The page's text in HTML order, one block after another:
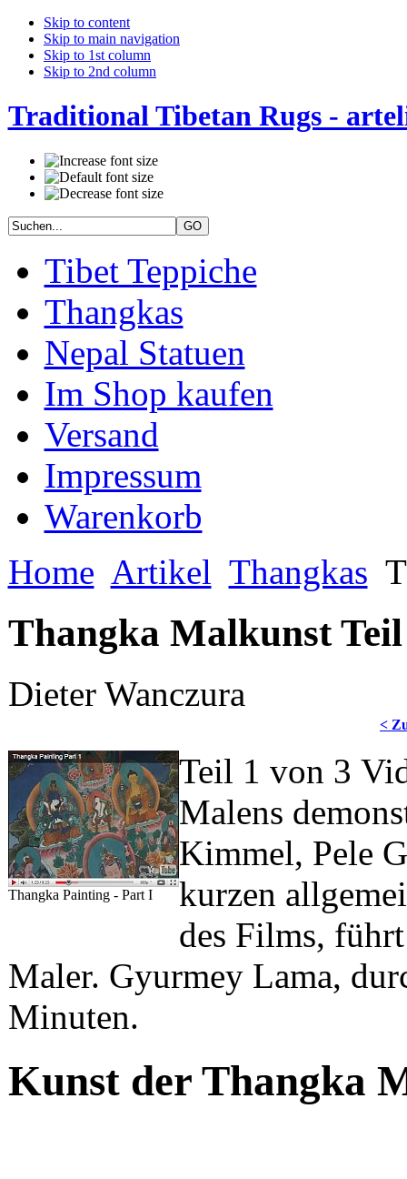
Skip to content
Skip to main navigation
Skip to 1st column
Skip to 2nd column
Traditional Tibetan Rugs -
Tibet Teppiche
Thangkas
Nepal Statuen
Im Shop kaufen
Versand
Impressum
Warenkorb
Home Artikel Thangkas
Thangka Malkunst
Dieter Wanczura
<
Thangka Painting - Part I
Teil 1 von 3
Malens
Kimmel, Pele
kurzen
des Films,
Maler. Gyurmey Lama,
Minuten.
Kunst der Thangka